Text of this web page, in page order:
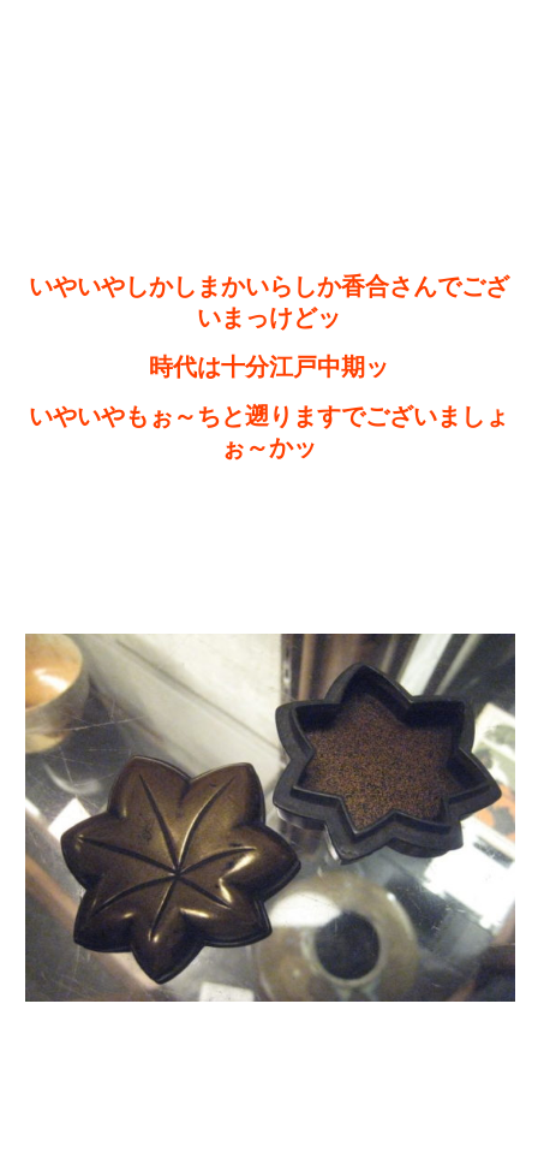
いやいやしかしまかいらしか香合さんでござ
いまっけどッ
時代は十分江戸中期ッ
いやいやもぉ～ちと遡りますでございましょ
ぉ～かッ